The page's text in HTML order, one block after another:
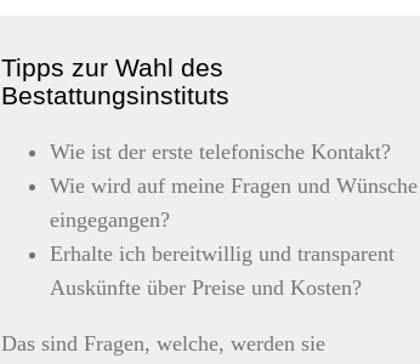
Tipps zur Wahl des
Bestattungsinstituts
Wie ist der erste telefonische Kontakt?
Wie wird auf meine Fragen und Wünsche
eingegangen?
Erhalte ich bereitwillig und transparent
Auskünfte über Preise und Kosten?
Das sind Fragen, welche, werden sie